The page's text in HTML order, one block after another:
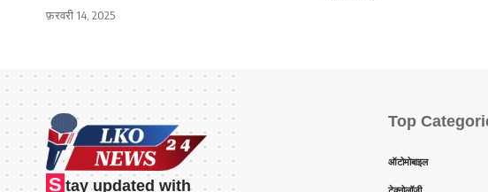
फ़रवरी 14, 2025
S tay updated with
Top
ऑटोमोबाइल